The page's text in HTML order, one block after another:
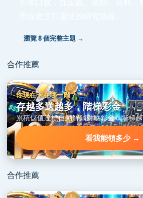
瀏覽 8 個完整主題 →
合作推薦
你現在卡在哪一階？
存越多送越多，階梯彩金
累積儲值達標自動解鎖對應彩金，階梯
看我能領多少 →
合作推薦